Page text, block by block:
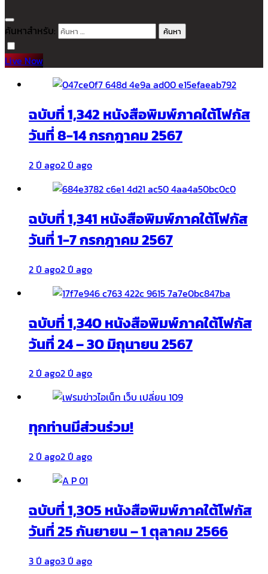
ค้นหาสำหรับ:
Live Now
ฉบับที่ 1,342 หนังสือพิมพ์ภาคใต้โฟกัส
วันที่ 8-14 กรกฎาคม 2567
2 ปี ago2 ปี ago
ฉบับที่ 1,341 หนังสือพิมพ์ภาคใต้โฟกัส
วันที่ 1-7 กรกฎาคม 2567
2 ปี ago2 ปี ago
ฉบับที่ 1,340 หนังสือพิมพ์ภาคใต้โฟกัส
วันที่ 24 – 30 มิถุนายน 2567
2 ปี ago2 ปี ago
ทุกท่านมีส่วนร่วม!
2 ปี ago2 ปี ago
ฉบับที่ 1,305 หนังสือพิมพ์ภาคใต้โฟกัส
วันที่ 25 กันยายน – 1 ตุลาคม 2566
3 ปี ago3 ปี ago